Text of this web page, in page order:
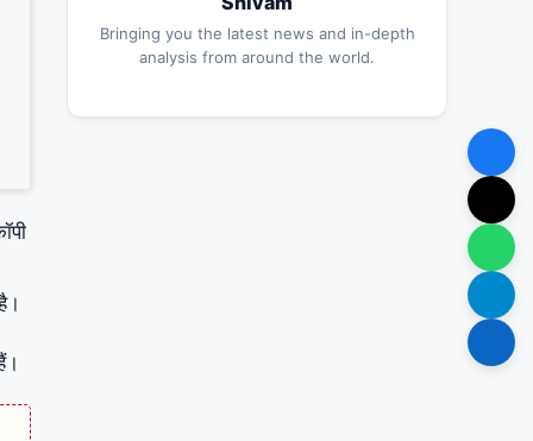
Bringing you the latest news and in-depth
analysis from around the world.